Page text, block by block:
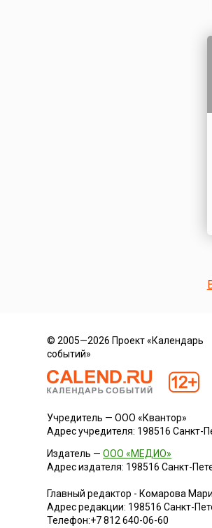
© 2005—2026 Проект «Календарь
событий»
Учредитель — ООО «Квантор»
Адрес учредителя: 198516 Санкт-
Издатель —ООО «МЕДИО»
Адрес издателя: 198516 Санкт-
Главный редактор - Комарова
Адрес редакции: 198516 Санкт-
Телефон:+7 812 640-06-60